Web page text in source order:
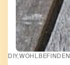
DIY WOHLBEFINDEN